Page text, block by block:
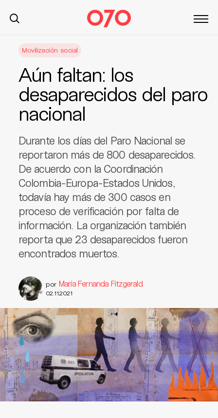
Movilización social
Aún faltan: los
desaparecidos del paro
nacional
Durante los días del Paro Nacional se
reportaron más de 800 desaparecidos.
De acuerdo con la Coordinación
Colombia-Europa-Estados Unidos,
todavía hay más de 300 casos en
proceso de verificación por falta de
información. La organización también
reporta que 23 desaparecidos fueron
encontrados muertos.
por María Fernanda Fitzgerald
02.11.2021